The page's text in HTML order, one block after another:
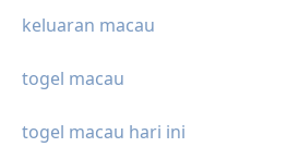
keluaran macau
togel macau
togel macau hari ini